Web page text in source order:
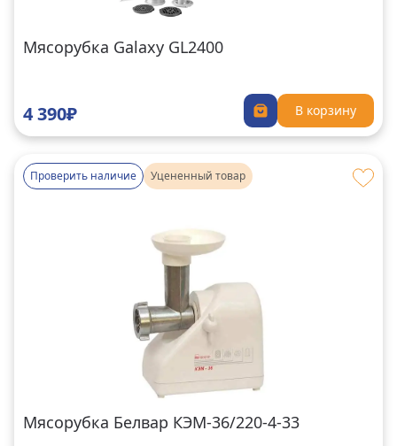
Мясорубка Galaxy GL2400
4 390₽ В корзину
Проверить наличие Уцененный товар
Мясорубка Белвар КЭМ-36/220-4-33